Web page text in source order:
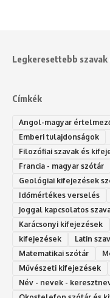
Legkeresettebb
Címkék
Angol-magyar
Emberi tulajdonságok
Filozófiai szavak és
Francia - magyar szótár
Geológiai kifejezések
Időmértékes verselés
Joggal kapcsolatos
Karácsonyi kifejezések
kifejezések
Latin
Matematikai szótár
Művészeti kifejezések
Név - nevek -